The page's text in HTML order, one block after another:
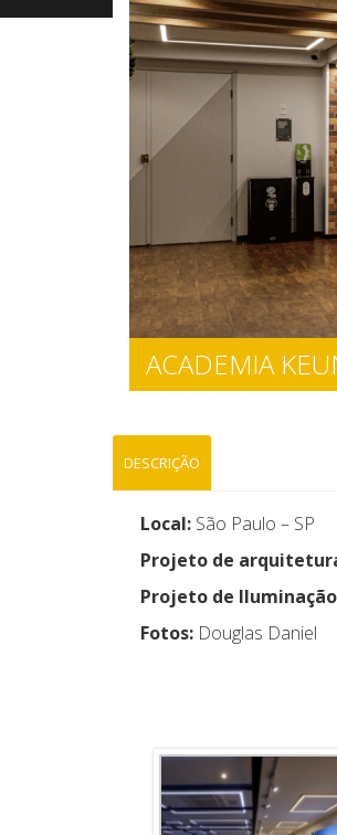
ACADEMIA
DESCRIÇÃO
Local: São Paulo – SP
Projeto de
Projeto de
Fotos: Douglas Daniel